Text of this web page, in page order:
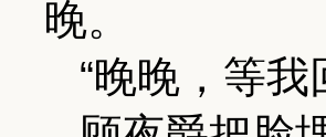
晚。
“晚晚，等我